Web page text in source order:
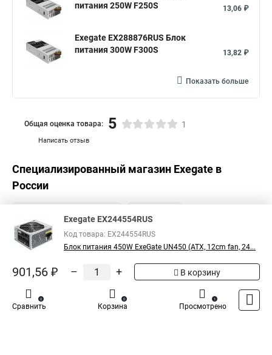
питания 250W F250S
13,06 ₽
Exegate EX288876RUS Блок
питания 300W F300S
13,82 ₽
Показать больше
Написать отзыв
Общая оценка товара: 5 1
Специализированный магазин Exegate в
России
Exegate EX244554RUS
Код товара: EX244554RUS
Блок питания 450W ExeGate UN450 (ATX, 12cm fan, 24...
901,56 ₽ – + В корзину
Сравнить
0
Корзина
0
Просмотрено
1